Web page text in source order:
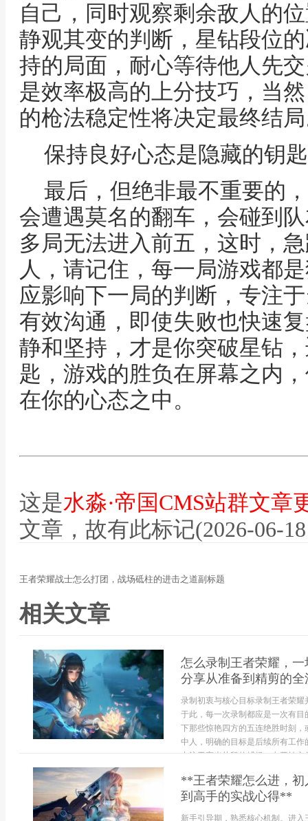
自己，同时观察剩余敌人的
静观其变的判断，星钻段位
持的局面，耐心等待他人先
是效率极高的上分技巧，当
的枪法稳定性将决定最终结
保持良好心态是隐藏的钥匙
最后，但绝非最不重要的
会遭遇莫名的翻车，会碰到
多局无法进入前五，这时，
人，请记住，每一局游戏都
应影响下一局的判断，专注
有效沟通，即使失败也快速
静和坚持，才是你突破星钻
匙，游戏的胜负在屏幕之内
在你的心态之中。
这是水淼·帝国CMS站群文章
文章，故有此标记(2026-06-
王者荣耀战士怎么打团，战场砥柱的进击之道副标题
相关文章
怎么录制王者荣耀，
分享从准备到精剪的全
录制初衷与核心目标录制王者荣
于此，每一次录制都应是一次有
下那些惊艳四方的五连绝胜时刻
中人，明确的目标是后续所有工
专注于高光片段的捕捉，在开始之
**王者荣耀怎么进，
到高手的实战心得**
新手引导期，熟悉核心机制。进